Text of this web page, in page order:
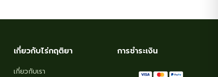
เกี่ยวกับไร่กฤติยา
เกี่ยวกับเรา
การชำระเงิน